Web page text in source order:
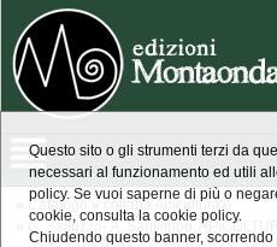
» Catalogo »
collana Apicultura
»
G. Salluzzo- A. Sanfilippo,
Questo sito o gli strumenti terzi da
necessari al funzionamento ed utili
policy. Se vuoi saperne di più o
cookie, consulta la cookie policy.
Chiudendo questo banner,